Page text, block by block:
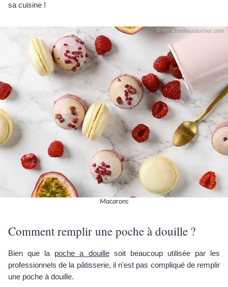
sa cuisine !
Macarons
Comment remplir une poche à douille ?
Bien que la poche a douillesoit beaucoup utilisée par les
professionnels de la pâtisserie, il n'est pas compliqué de remplir
une poche à douille.